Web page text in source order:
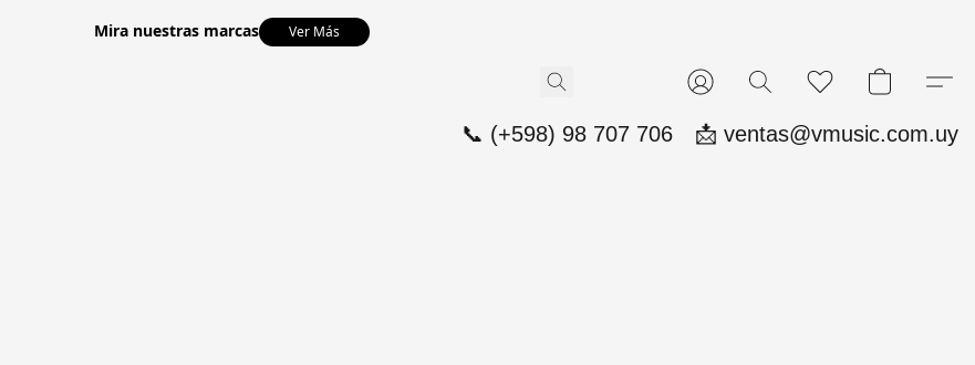
Mira nuestras marcas Ver Más
📞 (+598) 98 707 706 📩 ventas@vmusic.com.uy